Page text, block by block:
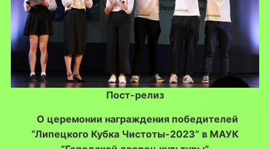
Пост-релиз
О церемонии награждения победителей
“Липецкого Кубка Чистоты-2023” в МАУК